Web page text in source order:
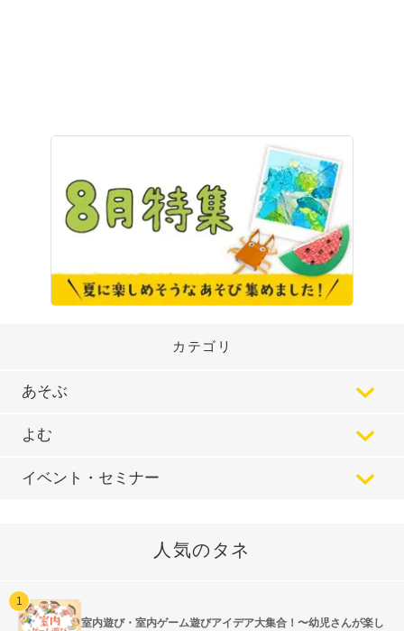
カテゴリ
あそぶ
よむ
イベント・セミナー
人気のタネ
室内遊び・室内ゲーム遊びアイデア大集合！〜幼児さんが楽し